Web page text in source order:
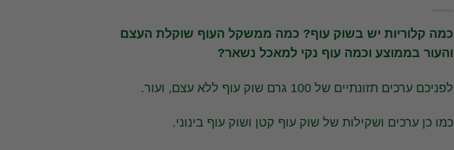
כמה קלוריות יש בשוק עוף? כמה ממשקל העוף שוקלת העצם
והעור בממוצע וכמה עוף נקי למאכל נשאר?
לפניכם ערכים תזונתיים של 100 גרם שוק עוף ללא עצם, ועור.
כמו כן ערכים ושקילות של שוק עוף קטן ושוק עוף בינוני.